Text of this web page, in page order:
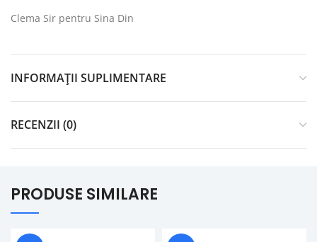
Clema Sir pentru Sina Din
INFORMAȚII SUPLIMENTARE
RECENZII (0)
PRODUSE SIMILARE